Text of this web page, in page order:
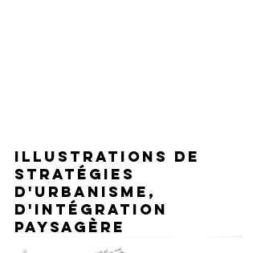
Illustrations de
stratégies
d'urbanisme,
d'intégration
paysagère